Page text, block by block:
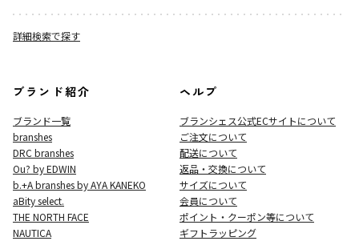
詳細検索で探す
ブランド紹介
ブランド一覧
branshes
DRC branshes
Ou? by EDWIN
b.+A branshes by AYA KANEKO
aBity select.
THE NORTH FACE
NAUTICA
ヘルプ
ブランシェス公式ECサイトについて
ご注文について
配送について
返品・交換について
サイズについて
会員について
ポイント・クーポン等について
ギフトラッピング